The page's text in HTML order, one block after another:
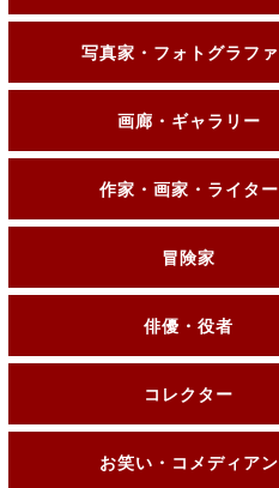
写真家・フォトグラフ
画廊・ギャラリー
作家・画家・ライター
冒険家
俳優・役者
コレクター
お笑い・コメディアン